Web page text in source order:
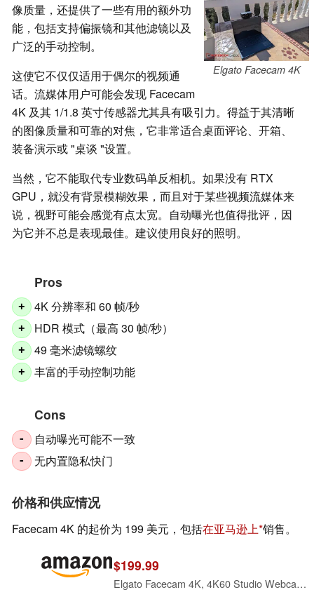
Elgato Facecam 4K
像质量，还提供了一些有用的额外功
能，包括支持偏振镜和其他滤镜以及
广泛的手动控制。
这使它不仅仅适用于偶尔的视频通
话。流媒体用户可能会发现 Facecam
4K 及其 1/1.8 英寸传感器尤其具有吸引力。得益于其清晰
的图像质量和可靠的对焦，它非常适合桌面评论、开箱、
装备演示或 "桌谈 "设置。
当然，它不能取代专业数码单反相机。如果没有 RTX
GPU，就没有背景模糊效果，而且对于某些视频流媒体来
说，视野可能会感觉有点太宽。自动曝光也值得批评，因
为它并不总是表现最佳。建议使用良好的照明。
Pros
+ 4K 分辨率和 60 帧/秒
+ HDR 模式（最高 30 帧/秒）
+ 49 毫米滤镜螺纹
+ 丰富的手动控制功能
Cons
- 自动曝光可能不一致
- 无内置隐私快门
价格和供应情况
Facecam 4K 的起价为 199 美元，包括在亚马逊上 销售。
$199.99
Elgato Facecam 4K, 4K60 Studio Webcam, DSLR-Like Control